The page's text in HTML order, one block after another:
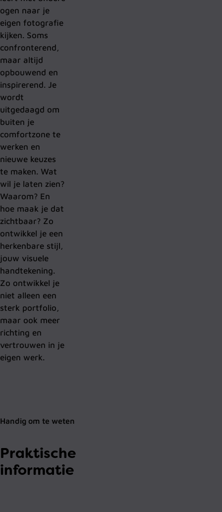
ogen naar je
eigen fotografie
kijken. Soms
confronterend,
maar altijd
opbouwend en
inspirerend. Je
wordt
uitgedaagd om
buiten je
comfortzone te
werken en
nieuwe keuzes
te maken. Wat
wil je laten zien?
Waarom? En
hoe maak je dat
zichtbaar? Zo
ontwikkel je een
herkenbare stijl,
jouw visuele
handtekening.
Zo ontwikkel je
niet alleen een
sterk portfolio,
maar ook meer
richting en
vertrouwen in je
eigen werk.
Praktische
informatie
Handig om te weten